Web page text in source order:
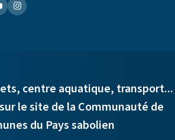
centre aquatique, transport...
le site de la Communauté de
du Pays sabolien